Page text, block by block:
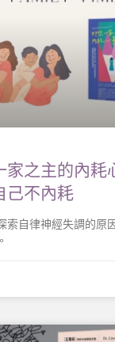
家之主的內耗
己不內耗
索自律神經失調的原